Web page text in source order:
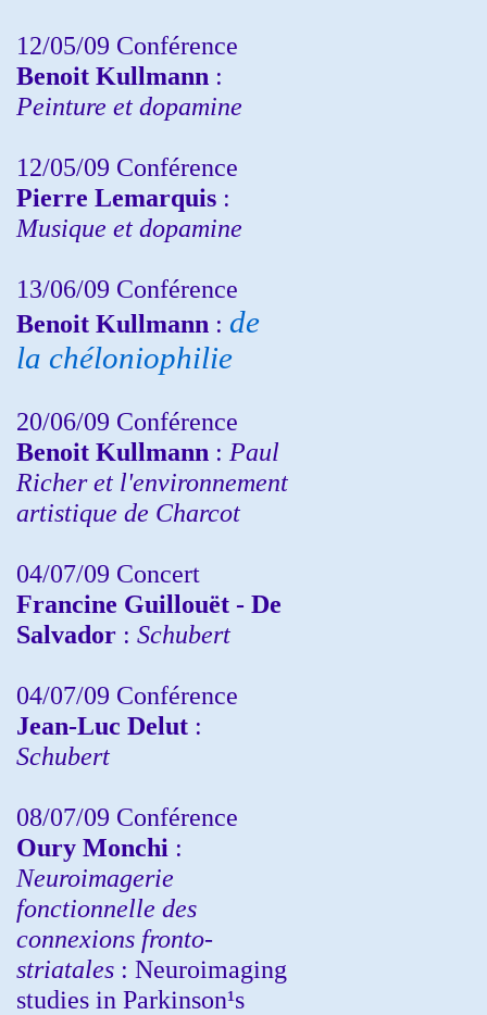
12/05/09 Conférence
Benoit Kullmann :
Peinture et dopamine
12/05/09 Conférence
Pierre Lemarquis :
Musique et dopamine
13/06/09 Conférence
Benoit Kullmann : de
la chéloniophilie
20/06/09 Conférence
Benoit Kullmann : Paul
Richer et l'environnement
artistique de Charcot
04/07/09 Concert
Francine Guillouët - De
Salvador : Schubert
04/07/09 Conférence
Jean-Luc Delut :
Schubert
08/07/09 Conférence
Oury Monchi :
Neuroimagerie
fonctionnelle des
connexions fronto-
striatales : Neuroimaging
studies in Parkinson¹s